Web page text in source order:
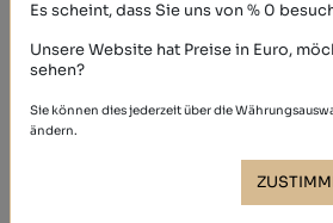
GLITTER
Es scheint, dass Sie uns von % 0
Unsere Website hat Preise in Euro,
sehen?
Sie können dies jederzeit über die
ändern.